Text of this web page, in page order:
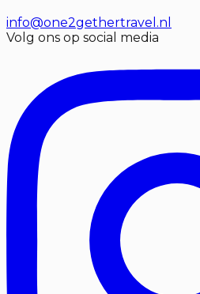
info@one2gethertravel.nl
Volg ons op social media